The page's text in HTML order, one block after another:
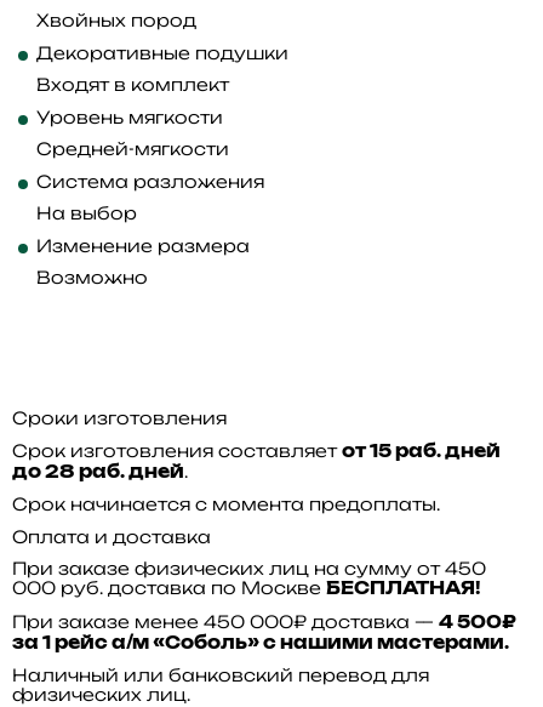
Хвойных пород
Декоративные подушки
Входят в комплект
Уровень мягкости
Средней-мягкости
Система разложения
На выбор
Изменение размера
Возможно
Сроки изготовления
Срок изготовления составляет от 15 раб. дней
до 28 раб. дней.
Срок начинается с момента предоплаты.
Оплата и доставка
При заказе физических лиц на сумму от 450
000 руб. доставка по Москве БЕСПЛАТНАЯ!
При заказе менее 450 000₽ доставка — 4 500₽
за 1 рейс а/м «Соболь» с нашими мастерами.
Наличный или банковский перевод для
физических лиц.